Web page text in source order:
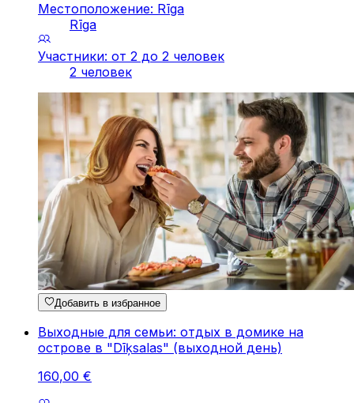
Местоположение: Rīga
Rīga
Участники: от 2 до 2 человек
2 человек
Добавить в избранное
Выходные для семьи: отдых в домике на
острове в "Dīķsalas" (выходной день)
160,00 €